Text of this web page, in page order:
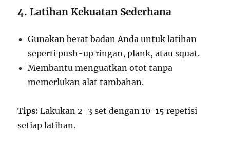
4. Latihan Kekuatan Sederhana
Gunakan berat badan Anda untuk latihan
seperti push-up ringan, plank, atau squat.
Membantu menguatkan otot tanpa
memerlukan alat tambahan.
Tips: Lakukan 2-3 set dengan 10-15 repetisi
setiap latihan.